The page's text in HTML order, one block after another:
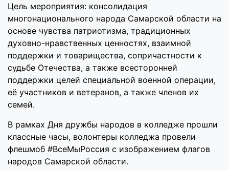
Цель мероприятия: консолидация
многонационального народа Самарской области на
основе чувства патриотизма, традиционных
духовно-нравственных ценностях, взаимной
поддержки и товарищества, сопричастности к
судьбе Отечества, а также всесторонней
поддержки целей специальной военной операции,
её участников и ветеранов, а также членов их
семей.
В рамках Дня дружбы народов в колледже прошли
классные часы, волонтеры колледжа провели
флешмоб #ВсеМыРоссия с изображением флагов
народов Самарской области.